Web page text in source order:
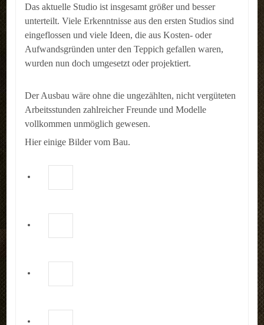
Das aktuelle Studio ist insgesamt größer und besser
unterteilt. Viele Erkenntnisse aus den ersten Studios sind
eingeflossen und viele Ideen, die aus Kosten- oder
Aufwandsgründen unter den Teppich gefallen waren,
wurden nun doch umgesetzt oder projektiert.
Der Ausbau wäre ohne die ungezählten, nicht vergüteten
Arbeitsstunden zahlreicher Freunde und Modelle
vollkommen unmöglich gewesen.
Hier einige Bilder vom Bau.